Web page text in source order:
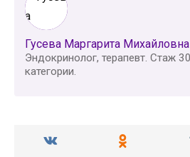
Гусева Маргарита Михайловна
Эндокринолог, терапевт. Стаж
категории.